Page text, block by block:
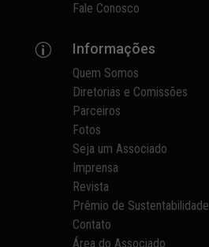
Fale Conosco
p Informações
Quem Somos
Diretorias e Comissões
Parceiros
Fotos
Seja um Associado
Imprensa
Revista
Prêmio de Sustentabilidade
Contato
Área do Associado